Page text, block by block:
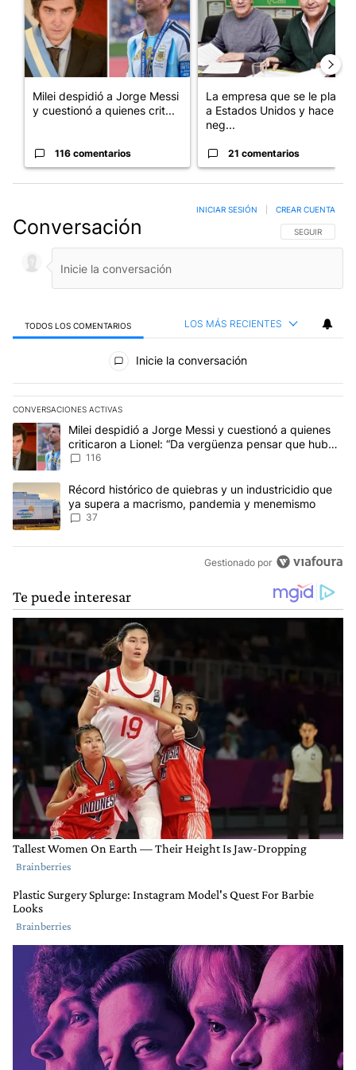
Milei despidió a Jorge Messi
y cuestionó a quienes crit...
116 comentarios
La empresa que se le plantó
a Estados Unidos y hace
neg...
21 comentarios
Conversación SIGA ESTA
SEGUIR
INICIAR SESIÓN CREAR CUENTA
TODOS LOS COMENTARIOS LOS MÁS RECIENTES
Todos los comentarios
Inicie la conversación
CONVERSACIONES ACTIVAS
Este listado muestra los artículos con más comentarios en los
Un artículo de tendencia con el título "Milei despidió a Jorge
Milei despidió a Jorge Messi y cuestionó a quienes
criticaron a Lionel: “Da vergüenza pensar que hubo
anti-Messi”
116
Un artículo de tendencia con el título "Récord histórico de
Récord histórico de quiebras y un industricidio que
ya supera a macrismo, pandemia y menemismo
37
Gestionado por